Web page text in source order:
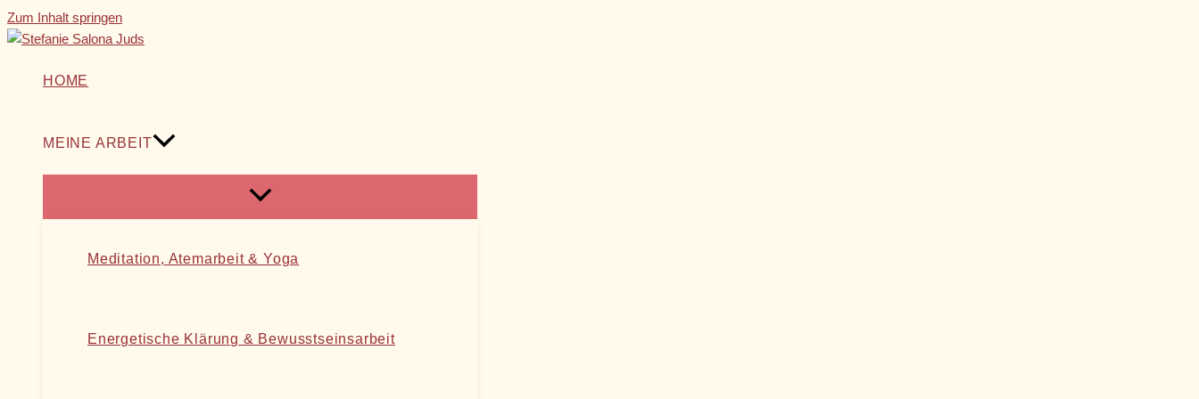
Zum Inhalt springen
HOME
MEINE ARBEIT
Meditation, Atemarbeit & Yoga
Energetische Klärung & Bewusstseinsarbeit